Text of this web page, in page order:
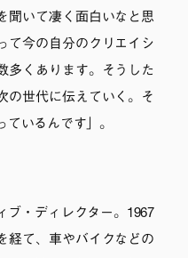
聞いて凄く面白いなと思
て今の自分のクリエイシ
多くあります。そうした
の世代に伝えていく。そ
いるんです」。
ブ・ディレクター。1967
経て、車やバイクなどの